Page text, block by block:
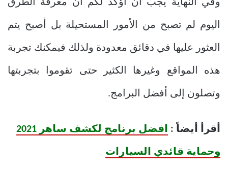
وفي النهاية يجب أن أؤكد لكم أن معرفة الطرق
اليوم لم تصبح من الأمور المستحيلة بل أصبح يتم
العثور عليها في دقائق معدودة ولذلك فيمكنك تجربة
هذه المواقع وغيرها الكثير حتى تقوموا بتجربتها
وتصلون إلى أفضل البرامج.
أقرأ أيضاً : افضل برنامج لكشف ساهر 2021
وحماية قائدي السيارات